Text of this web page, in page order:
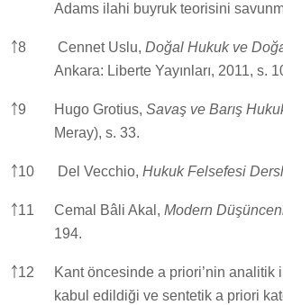
Adams ilahi buyruk teorisini
￪8 Cennet Uslu, Doğal Hukuk ve
Ankara: Liberte Yayınları, 2011, s.
￪9 Hugo Grotius, Savaş ve Barış
Meray), s. 33.
￪10 Del Vecchio, Hukuk Felsefesi
￪11 Cemal Bâli Akal, Modern
194.
￪12
Kant öncesinde a priori’nin analitik
kabul edildiği ve sentetik a priori